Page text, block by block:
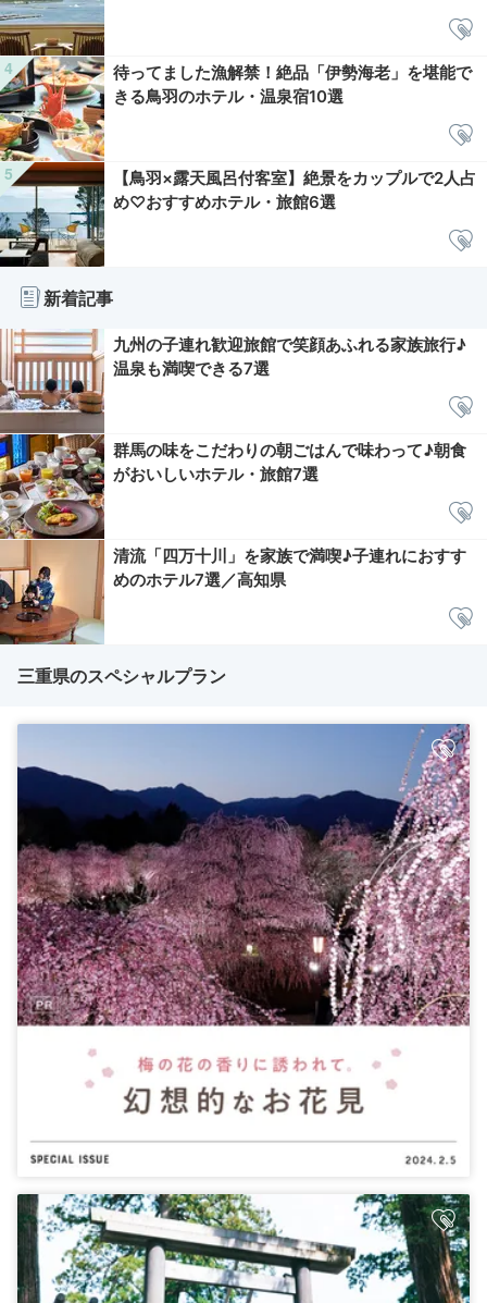
待ってました漁解禁！絶品「伊勢海老」を堪能で
きる鳥羽のホテル・温泉宿10選
【鳥羽×露天風呂付客室】絶景をカップルで2人占
め♡おすすめホテル・旅館6選
新着記事
九州の子連れ歓迎旅館で笑顔あふれる家族旅行♪
温泉も満喫できる7選
群馬の味をこだわりの朝ごはんで味わって♪朝食
がおいしいホテル・旅館7選
清流「四万十川」を家族で満喫♪子連れにおすす
めのホテル7選／高知県
三重県のスペシャルプラン